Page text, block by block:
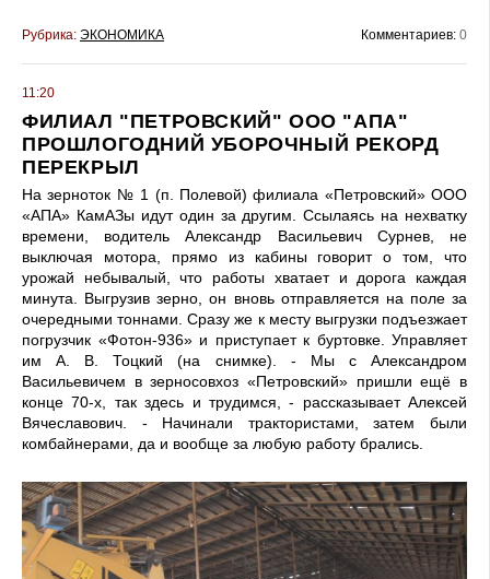
Рубрика: ЭКОНОМИКА Комментариев: 0
11:20
ФИЛИАЛ "ПЕТРОВСКИЙ" ООО "АПА"
ПРОШЛОГОДНИЙ УБОРОЧНЫЙ РЕКОРД
ПЕРЕКРЫЛ
На зерноток № 1 (п. Полевой) филиала «Петровский» ООО
«АПА» КамАЗы идут один за другим. Ссылаясь на нехватку
времени, водитель Александр Васильевич Сурнев, не
выключая мотора, прямо из кабины говорит о том, что
урожай небывалый, что работы хватает и дорога каждая
минута. Выгрузив зерно, он вновь отправляется на поле за
очередными тоннами. Сразу же к месту выгрузки подъезжает
погрузчик «Фотон-936» и приступает к буртовке. Управляет
им А. В. Тоцкий (на снимке). - Мы с Александром
Васильевичем в зерносовхоз «Петровский» пришли ещё в
конце 70-х, так здесь и трудимся, - рассказывает Алексей
Вячеславович. - Начинали трактористами, затем были
комбайнерами, да и вообще за любую работу брались.